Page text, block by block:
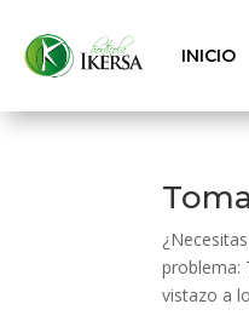
INICIO
problema:
vistazo a